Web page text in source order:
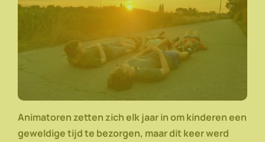
Animatoren zetten zich elk jaar in om kinderen een
geweldige tijd te bezorgen, maar dit keer werd